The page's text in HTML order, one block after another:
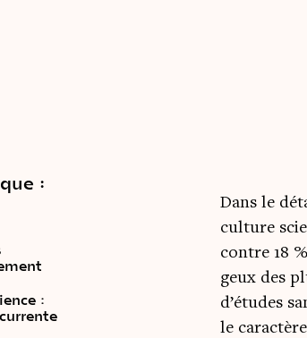
:
:
Dans le
culture
contre 18
geux des
d’études
le